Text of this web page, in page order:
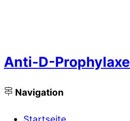
Anti-D-Prophylaxe
Navigation